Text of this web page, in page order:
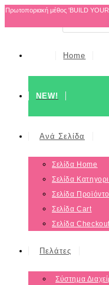
Πρωτοποριακή μέθος 'BUILD
Home
NEW!
Ανά Σελίδα
Σελίδα Home
Σελίδα
Σελίδα
Σελίδα Cart
Σελίδα
Πελάτες
Σύστημα